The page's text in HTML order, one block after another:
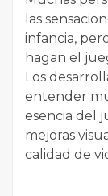
las
infancia,
hagan el
Los
entender
esencia del
mejoras
calidad de